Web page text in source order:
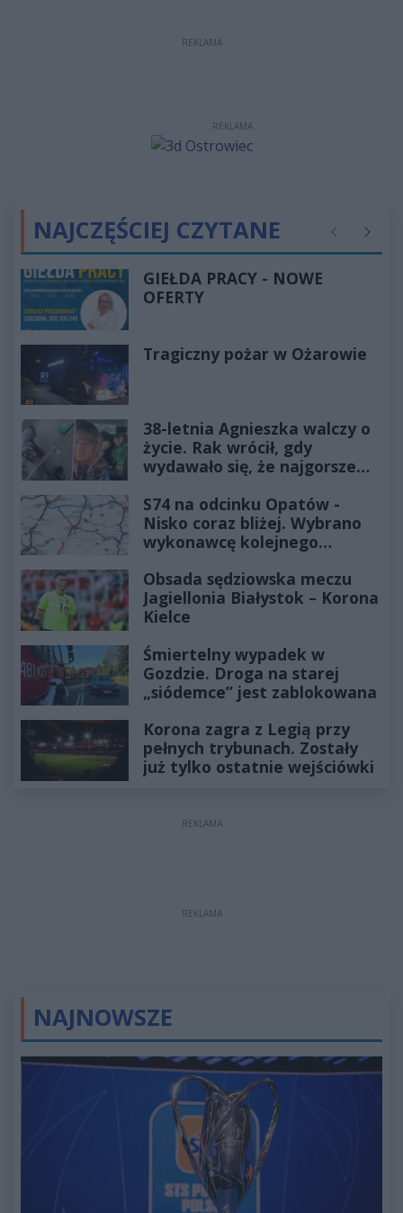
REKLAMA
REKLAMA
NAJCZĘŚCIEJ CZYTANE Poprzednie
GIEŁDA PRACY - NOWE
OFERTY
Tragiczny pożar w Ożarowie
38-letnia Agnieszka walczy o
życie. Rak wrócił, gdy
wydawało się, że najgorsze
S74 na odcinku Opatów -
Nisko coraz bliżej. Wybrano
wykonawcę kolejnego
Obsada sędziowska meczu
Jagiellonia Białystok – Korona
Kielce
Śmiertelny wypadek w
Gozdzie. Droga na starej
„siódemce” jest zablokowana
Korona zagra z Legią przy
pełnych trybunach. Zostały
już tylko ostatnie wejściówki
REKLAMA
REKLAMA
NAJNOWSZE